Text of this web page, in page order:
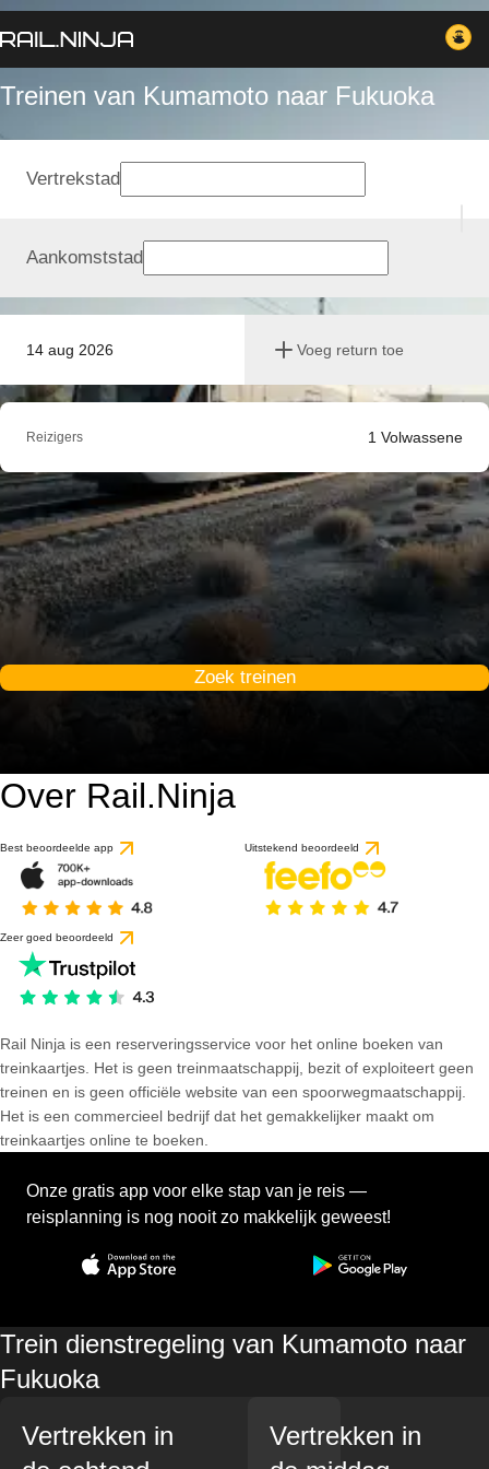
Treinen van Kumamoto naar Fukuoka
14 aug 2026 Voeg return toe
Vertrekstad
Aankomststad
Reizigers 1 Volwassene
Zoek treinen
Over Rail.Ninja
Best beoordeelde app Uitstekend beoordeeld
Zeer goed beoordeeld
Rail Ninja is een reserveringsservice voor het online boeken van
treinkaartjes. Het is geen treinmaatschappij, bezit of exploiteert geen
treinen en is geen officiële website van een spoorwegmaatschappij.
Het is een commercieel bedrijf dat het gemakkelijker maakt om
treinkaartjes online te boeken.
Onze gratis app voor elke stap van je reis —
reisplanning is nog nooit zo makkelijk geweest!
Trein dienstregeling van Kumamoto naar
Fukuoka
Vertrekken in
Vertrekken in